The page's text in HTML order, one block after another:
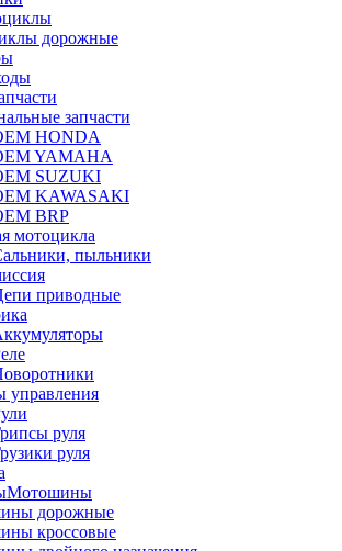
дорожные
запчасти
HONDA
YAMAHA
SUZUKI
KAWASAKI
BRP
мотоцикла
пыльники
приводные
управления
руля
руля
Мотошины
дорожные
кроссовые